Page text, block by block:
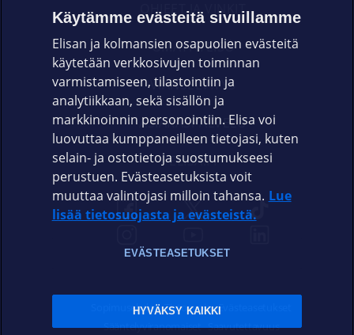
OHJEET JA VINKIT
OMAYHTEISÖ
VIANSELVITYS
ASIAKASPALVELU
ELISA.FI
Sopimusehdot Tietosuoja Evästeasetukset
Sääntelyviranomaiset Saavutettavuus
Käytämme evästeitä sivuillamme
Elisan ja kolmansien osapuolien evästeitä
käytetään verkkosivujen toiminnan
varmistamiseen, tilastointiin ja
analytiikkaan, sekä sisällön ja
markkinoinnin personointiin. Elisa voi
luovuttaa kumppaneilleen tietojasi, kuten
selain- ja ostotietoja suostumukseesi
perustuen. Evästeasetuksista voit
muuttaa valintojasi milloin tahansa. Lue
lisää tietosuojasta ja evästeistä.
EVÄSTEASETUKSET
HYVÄKSY KAIKKI